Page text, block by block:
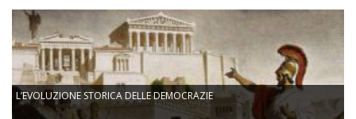
L’EVOLUZIONE STORICA DELLE DEMOCRAZIE